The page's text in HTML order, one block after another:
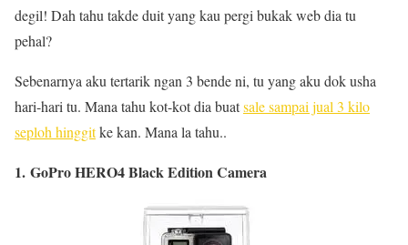
degil! Dah tahu takde duit yang kau pergi bukak web dia tu
pehal?
Sebenarnya aku tertarik ngan 3 bende ni, tu yang aku dok usha
hari-hari tu. Mana tahu kot-kot dia buatsale sampai jual 3 kilo
seploh hinggitke kan. Mana la tahu..
1. GoPro HERO4 Black Edition Camera